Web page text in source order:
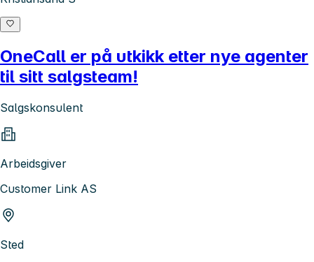
OneCall er på utkikk etter nye agenter
til sitt salgsteam!
Salgskonsulent
Arbeidsgiver
Customer Link AS
Sted